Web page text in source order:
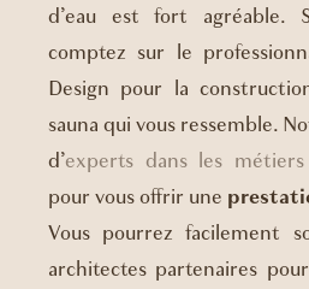
d’eau est fort agréable.
comptez sur le
Design pour la
sauna qui vous ressemble.
d’experts dans les
pour vous offrir une
Vous pourrez facilement
architectes partenaires